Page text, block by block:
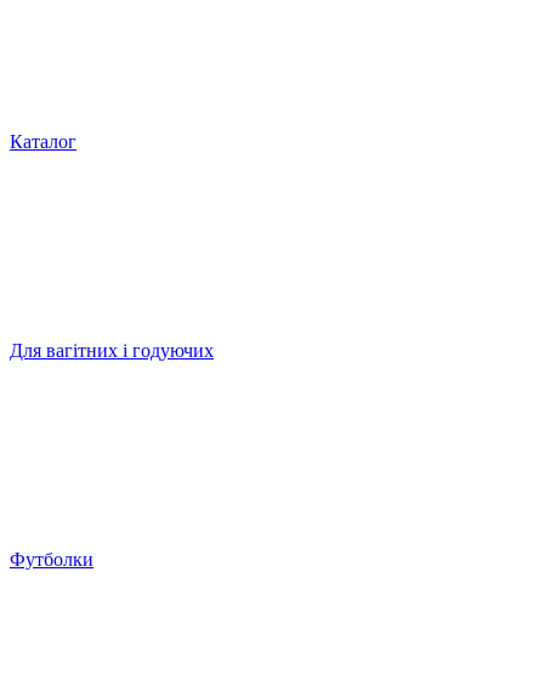
Каталог
Для вагітних і годуючих
Футболки